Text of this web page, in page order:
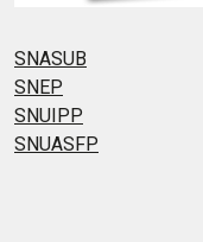
SNASUB
SNEP
SNUIPP
SNUASFP